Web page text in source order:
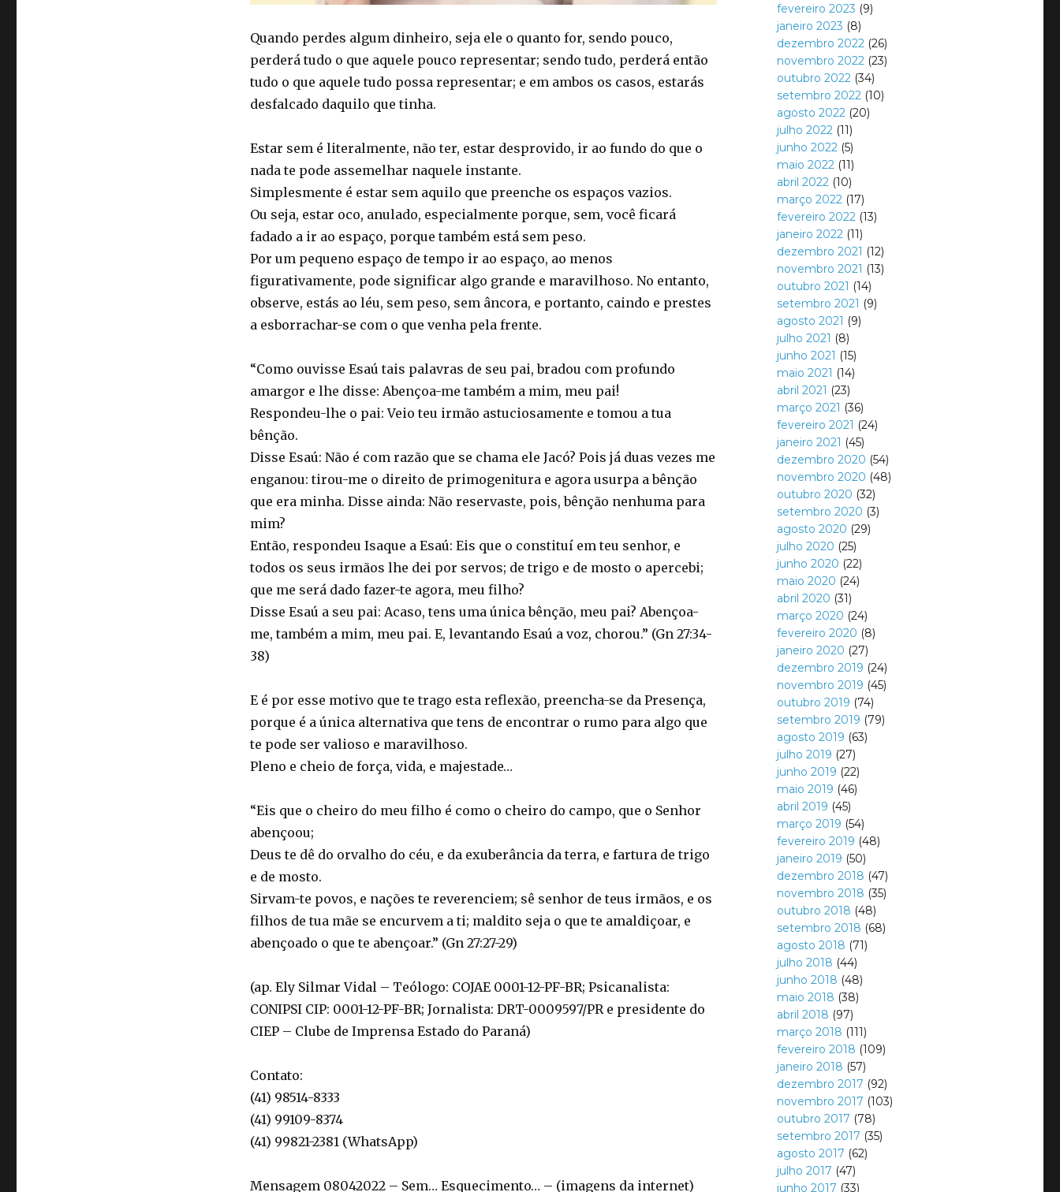
Quando perdes algum dinheiro, seja ele o quanto for, sendo pouco,
perderá tudo o que aquele pouco representar; sendo tudo, perderá então
tudo o que aquele tudo possa representar; e em ambos os casos, estarás
desfalcado daquilo que tinha.
Estar sem é literalmente, não ter, estar desprovido, ir ao fundo do que o
nada te pode assemelhar naquele instante.
Simplesmente é estar sem aquilo que preenche os espaços vazios.
Ou seja, estar oco, anulado, especialmente porque, sem, você ficará
fadado a ir ao espaço, porque também está sem peso.
Por um pequeno espaço de tempo ir ao espaço, ao menos
figurativamente, pode significar algo grande e maravilhoso. No entanto,
observe, estás ao léu, sem peso, sem âncora, e portanto, caindo e prestes
a esborrachar-se com o que venha pela frente.
“Como ouvisse Esaú tais palavras de seu pai, bradou com profundo
amargor e lhe disse: Abençoa-me também a mim, meu pai!
Respondeu-lhe o pai: Veio teu irmão astuciosamente e tomou a tua
bênção.
Disse Esaú: Não é com razão que se chama ele Jacó? Pois já duas vezes me
enganou: tirou-me o direito de primogenitura e agora usurpa a bênção
que era minha. Disse ainda: Não reservaste, pois, bênção nenhuma para
mim?
Então, respondeu Isaque a Esaú: Eis que o constituí em teu senhor, e
todos os seus irmãos lhe dei por servos; de trigo e de mosto o apercebi;
que me será dado fazer-te agora, meu filho?
Disse Esaú a seu pai: Acaso, tens uma única bênção, meu pai? Abençoa-
me, também a mim, meu pai. E, levantando Esaú a voz, chorou.” (Gn 27:34-
38)
E é por esse motivo que te trago esta reflexão, preencha-se da Presença,
porque é a única alternativa que tens de encontrar o rumo para algo que
te pode ser valioso e maravilhoso.
Pleno e cheio de força, vida, e majestade…
“Eis que o cheiro do meu filho é como o cheiro do campo, que o Senhor
abençoou;
Deus te dê do orvalho do céu, e da exuberância da terra, e fartura de trigo
e de mosto.
Sirvam-te povos, e nações te reverenciem; sê senhor de teus irmãos, e os
filhos de tua mãe se encurvem a ti; maldito seja o que te amaldiçoar, e
abençoado o que te abençoar.” (Gn 27:27-29)
(ap. Ely Silmar Vidal – Teólogo: COJAE 0001-12-PF-BR; Psicanalista:
CONIPSI CIP: 0001-12-PF-BR; Jornalista: DRT-0009597/PR e presidente do
CIEP – Clube de Imprensa Estado do Paraná)
Contato:
(41) 98514-8333
(41) 99109-8374
(41) 99821-2381 (WhatsApp)
Mensagem 08042022 – Sem… Esquecimento… – (imagens da internet)
fevereiro 2023 (9)
janeiro 2023 (8)
dezembro 2022 (26)
novembro 2022 (23)
outubro 2022 (34)
setembro 2022 (10)
agosto 2022 (20)
julho 2022 (11)
junho 2022 (5)
maio 2022 (11)
abril 2022 (10)
março 2022 (17)
fevereiro 2022 (13)
janeiro 2022 (11)
dezembro 2021 (12)
novembro 2021 (13)
outubro 2021 (14)
setembro 2021 (9)
agosto 2021 (9)
julho 2021 (8)
junho 2021 (15)
maio 2021 (14)
abril 2021 (23)
março 2021 (36)
fevereiro 2021 (24)
janeiro 2021 (45)
dezembro 2020 (54)
novembro 2020 (48)
outubro 2020 (32)
setembro 2020 (3)
agosto 2020 (29)
julho 2020 (25)
junho 2020 (22)
maio 2020 (24)
abril 2020 (31)
março 2020 (24)
fevereiro 2020 (8)
janeiro 2020 (27)
dezembro 2019 (24)
novembro 2019 (45)
outubro 2019 (74)
setembro 2019 (79)
agosto 2019 (63)
julho 2019 (27)
junho 2019 (22)
maio 2019 (46)
abril 2019 (45)
março 2019 (54)
fevereiro 2019 (48)
janeiro 2019 (50)
dezembro 2018 (47)
novembro 2018 (35)
outubro 2018 (48)
setembro 2018 (68)
agosto 2018 (71)
julho 2018 (44)
junho 2018 (48)
maio 2018 (38)
abril 2018 (97)
março 2018 (111)
fevereiro 2018 (109)
janeiro 2018 (57)
dezembro 2017 (92)
novembro 2017 (103)
outubro 2017 (78)
setembro 2017 (35)
agosto 2017 (62)
julho 2017 (47)
junho 2017 (33)